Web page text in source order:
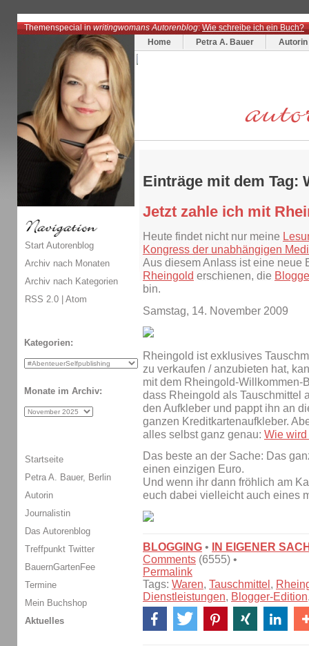
Themenspecial inwritingwomans Autorenblog:Wie schreibe ich ein Buch?
Home
Petra A. Bauer Autorin
Einträge mit dem Tag:
Jetzt zahle ich mit
Heute findet nicht nur meine
Kongress der unabhängigen
Aus diesem Anlass ist eine neue
Rheingold erschienen, die
bin.
Samstag, 14. November 2009
Rheingold ist exklusives
zu verkaufen / anzubieten hat,
mit dem Rheingold-Willkommen-
dass Rheingold als Tauschmittel
den Aufkleber und pappt ihn an
ganzen Kreditkartenaufkleber.
alles selbst ganz genau: Wie
Das beste an der Sache: Das
einen einzigen Euro.
Und wenn ihr dann fröhlich am
euch dabei vielleicht auch eines
BLOGGING •
IN EIGENER
Comments (6555) •
Permalink
Tags: Waren, Tauschmittel ,
Dienstleistungen, Blogger-Edition
Start Autorenblog
Archiv nach Monaten
Archiv nach Kategorien
RSS 2.0 | Atom
Kategorien:
Monate im Archiv:
Startseite
Petra A. Bauer, Berlin
Autorin
Journalistin
Das Autorenblog
Treffpunkt Twitter
BauernGartenFee
Termine
Mein Buchshop
Aktuelles